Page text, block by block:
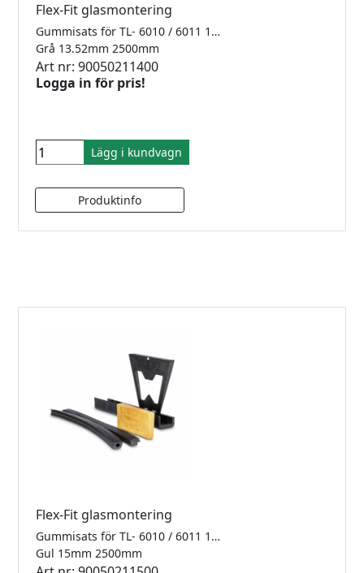
Flex-Fit glasmontering
Gummisats för TL- 6010 / 6011 1.0kN Finns i 2500mm, 5000mm samt 25meter
Grå 13.52mm 2500mm
Art nr: 90050211400
Logga in för pris!
Lägg i kundvagn
Flex-Fit glasmontering
Gummisats för TL- 6010 / 6011 1.0kN Finns i 2500mm, 5000mm samt 25meter
Gul 15mm 2500mm